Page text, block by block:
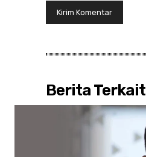
Berita Terkait